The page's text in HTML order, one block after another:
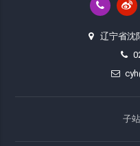
辽宁省沈
子站